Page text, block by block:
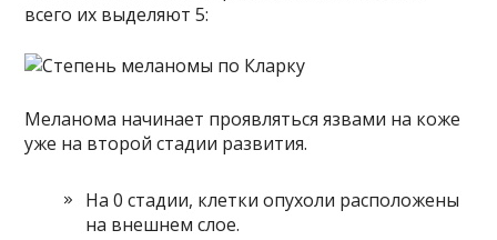
всего их выделяют 5:
Меланома начинает проявляться язвами на коже
уже на второй стадии развития.
На 0 стадии, клетки опухоли расположены
на внешнем слое.